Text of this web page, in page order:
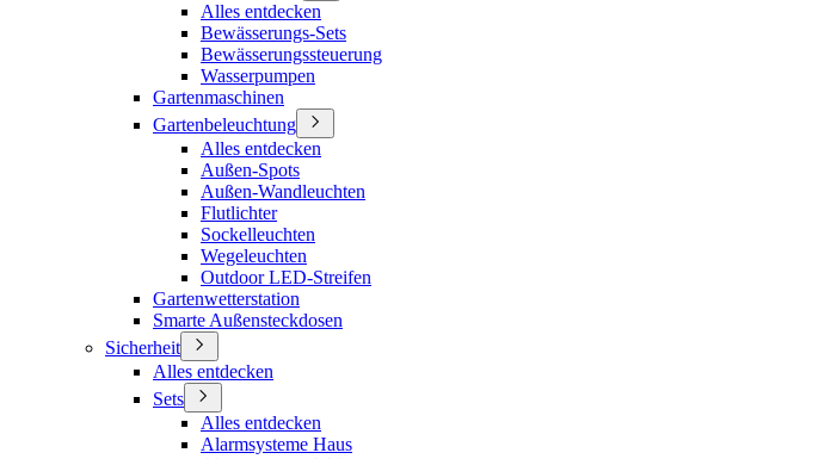
Alles entdecken
Bewässerungs-Sets
Bewässerungssteuerung
Wasserpumpen
Gartenmaschinen
Gartenbeleuchtung
Alles entdecken
Außen-Spots
Außen-Wandleuchten
Flutlichter
Sockelleuchten
Wegeleuchten
Outdoor LED-Streifen
Gartenwetterstation
Smarte Außensteckdosen
Sicherheit
Alles entdecken
Sets
Alles entdecken
Alarmsysteme Haus